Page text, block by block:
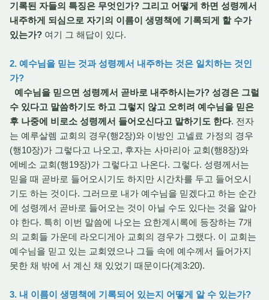
기록된 자들의 특징은 무엇인가? 그리고 어떻게 하면 성령께서
내주하게 되심으로 자기의 이름이 생명책에 기록되게 할 수가
있는가? 여기 그 해답이 있다.
2. 예수님을 믿는 것과 성령께서 내주하는 것은 일치하는 것인
가?
예수님을 믿으면 성령께서 곧바로 내주하시는가? 성경은 그럴
수 있다고 말씀하기도 하고 그렇지 않고 오히려 예수님을 믿은
후 나중에 비로소 성령께서 들어오신다고 말하기도 한다. 전자
는 예루살렘 교회의 경우(행2장)와 이방인 고넬료 가정의 경우
(행10장)가 그렇다고 나오고, 후자는 사마리아 교회(행8장)와
에베소 교회(행19장)가 그렇다고 나온다. 그렇다. 성령께서는
믿을 때 곧바로 들어오시기도 하지만 시간차를 두고 들어오시
기도 하는 것이다. 그러므로 내가 예수님을 믿겠다고 하는 순간
에 성령께서 곧바로 들어오는 것이 아닐 수도 있다는 것을 알아
야 한다. 특히 이번 말씀에 나오는 요한계시록에 등장하는 7개
의 교회들 가운데 라오디게아 교회의 경우가 그랬다. 이 교회는
예수님을 믿고 있는 교회였으나 그들 속에 예수께서 들어가지
못한 채 밖에 서 계신 채 있었기 때문이다(계3:20).
3. 내 이름이 생명책에 기록되어 있는지 어떻게 알 수 있는가?